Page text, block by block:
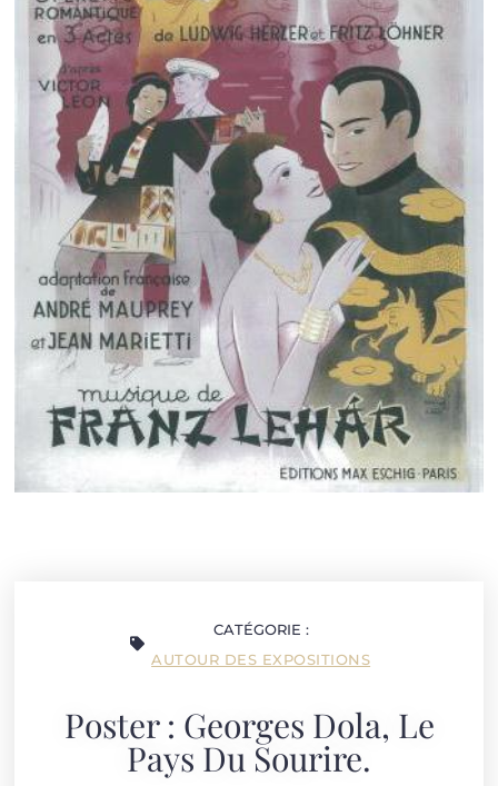
CATÉGORIE :
AUTOUR DES EXPOSITIONS
Poster : Georges Dola, Le
Pays Du Sourire.